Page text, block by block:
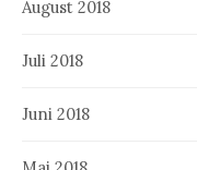
August 2018
Juli 2018
Juni 2018